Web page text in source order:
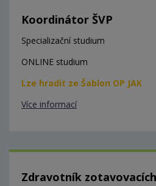
Koordinátor ŠVP
Specializační studium
ONLINE studium
Lze hradit ze Šablon OP JAK
Více informací
Zdravotník